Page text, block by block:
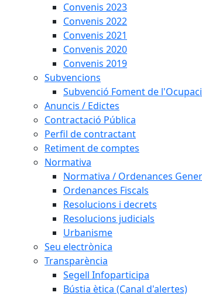
Convenis 2023
Convenis 2022
Convenis 2021
Convenis 2020
Convenis 2019
Subvencions
Subvenció Foment de
Anuncis / Edictes
Contractació Pública
Perfil de contractant
Retiment de comptes
Normativa
Normativa / Ordenances
Ordenances Fiscals
Resolucions i decrets
Resolucions judicials
Urbanisme
Seu electrònica
Transparència
Segell Infoparticipa
Bústia ètica (Canal d'alertes)